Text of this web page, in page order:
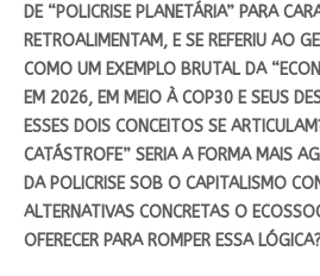
DE “POLICRISE PLANETÁRIA” PARA
RETROALIMENTAM, E SE REFERIU AO
COMO UM EXEMPLO BRUTAL DA
EM 2026, EM MEIO À COP30 E SEUS
ESSES DOIS CONCEITOS SE
CATÁSTROFE” SERIA A FORMA MAIS
DA POLICRISE SOB O CAPITALISMO
ALTERNATIVAS CONCRETAS O
OFERECER PARA ROMPER ESSA